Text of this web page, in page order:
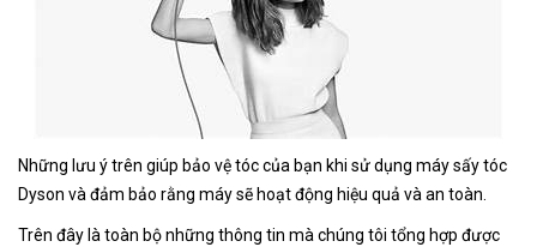
Những lưu ý trên giúp bảo vệ tóc của bạn khi sử dụng máy sấy tóc
Dyson và đảm bảo rằng máy sẽ hoạt động hiệu quả và an toàn.
Trên đây là toàn bộ những thông tin mà chúng tôi tổng hợp được